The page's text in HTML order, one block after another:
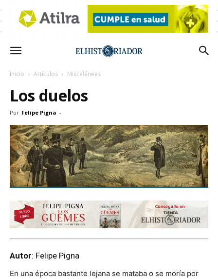
Inicio Artículos Misceláneas
Los duelos
Por Felipe Pigna -
Autor: Felipe Pigna
En una época bastante lejana se mataba o se moría por